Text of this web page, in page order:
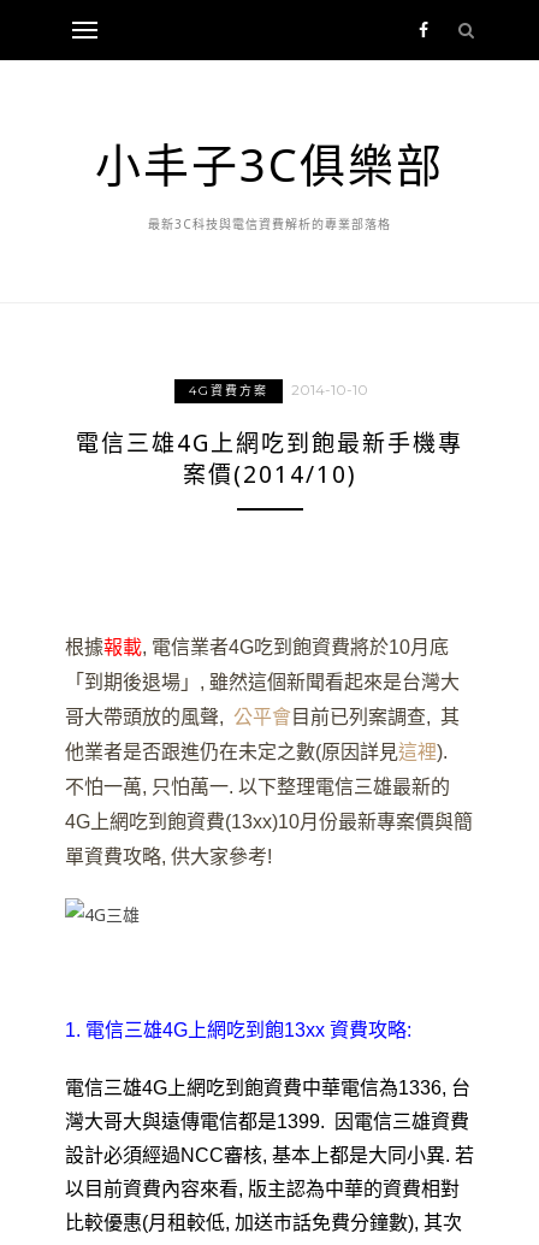
小丰子3C俱樂部
最新3C科技與電信資費解析的專業部落格
4G資費方案 2014-10-10
電信三雄4G上網吃到飽最新手機專
案價(2014/10)
根據報載, 電信業者4G吃到飽資費將於10月底
「到期後退場」 , 雖然這個新聞看起來是台灣大
哥大帶頭放的風聲, 公平會目前已列案調查, 其
他業者是否跟進仍在未定之數(原因詳見這裡).
不怕一萬, 只怕萬一. 以下整理電信三雄最新的
4G上網吃到飽資費(13xx)10月份最新專案價與簡
單資費攻略, 供大家參考!
1. 電信三雄4G上網吃到飽13xx 資費攻略:
電信三雄4G上網吃到飽資費中華電信為1336, 台
灣大哥大與遠傳電信都是1399. 因電信三雄資費
設計必須經過NCC審核, 基本上都是大同小異. 若
以目前資費內容來看, 版主認為中華的資費相對
比較優惠(月租較低, 加送市話免費分鐘數), 其次